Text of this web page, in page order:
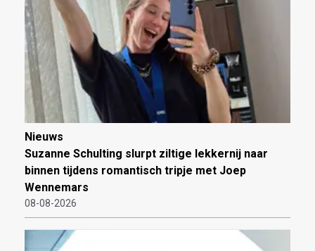
Nieuws
Suzanne Schulting slurpt ziltige lekkernij naar
binnen tijdens romantisch tripje met Joep
Wennemars
08-08-2026